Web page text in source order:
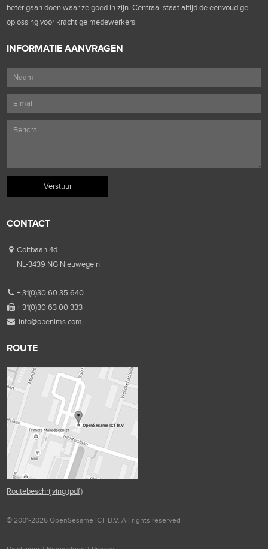
beter gaan doen waar ze goed in zijn. Centraal staat altijd de eenvoudige
oplossing voor krachtige medewerkers.
INFORMATIE AANVRAGEN
CONTACT
Coltbaan 4d
NL-3439 NG Nieuwegein
+ 31(0)30 60 35 640
+ 31(0)30 63 00 333
info@openims.com
ROUTE
Routebeschrijving (pdf)
© 2001-2026 OpenSesame ICT B.V. All rights reserved